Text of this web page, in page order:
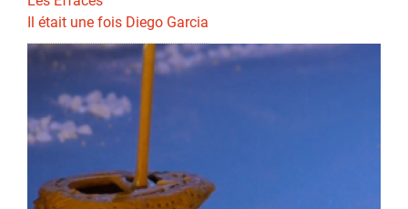
Il était une fois Diego Garcia